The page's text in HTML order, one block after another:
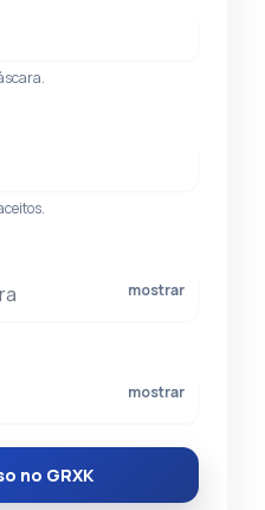
mostrar
mostrar
no GRXK